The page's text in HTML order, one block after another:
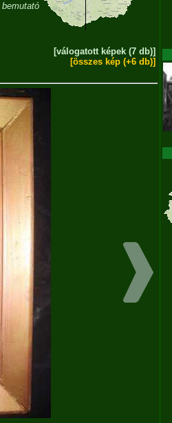
[válogatott képek (7 db)]
[összes kép (+6 db)]